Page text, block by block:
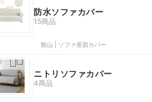
防水ソファカバー
15商品
観山 | ソファ座面カバー
ニトリソファカバー
4商品